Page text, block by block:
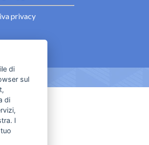
privacy
di
sul
di
I